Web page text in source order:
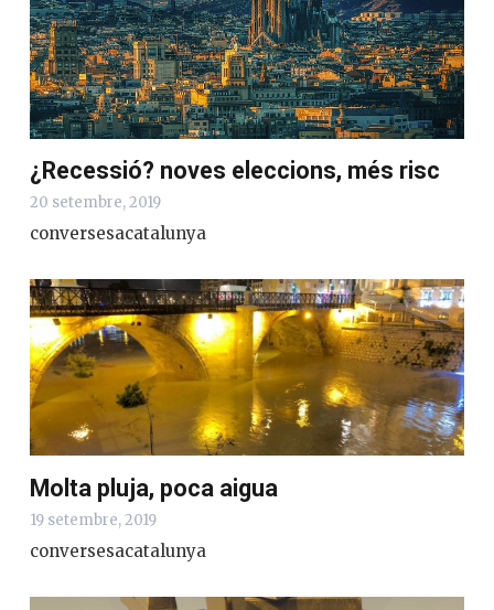
¿Recessió? noves eleccions, més risc
20 setembre, 2019
conversesacatalunya
Molta pluja, poca aigua
19 setembre, 2019
conversesacatalunya